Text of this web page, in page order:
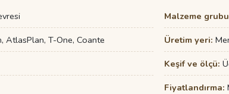
Malzeme
AtlasPlan, T-One, Coante Üretim yeri:
Keşif ve ölçü:
Fiyatlandırma: